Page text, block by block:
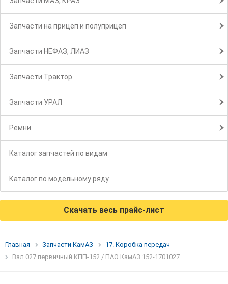
Запчасти на прицеп и полуприцеп
Запчасти НЕФАЗ, ЛИАЗ
Запчасти Трактор
Запчасти УРАЛ
Ремни
Каталог запчастей по видам
Каталог по модельному ряду
Скачать весь прайс-лист
Главная Запчасти КамАЗ
17. Коробка передач
Вал 027 первичный КПП-152 / ПАО КамАЗ 152-1701027